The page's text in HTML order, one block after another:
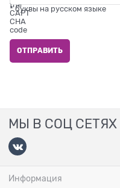
* буквы на русском языке
МЫ В СОЦ СЕТЯХ
Информация